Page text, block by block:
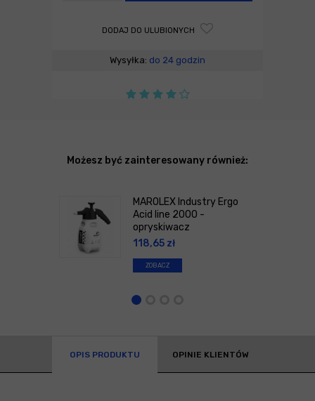
DODAJ DO ULUBIONYCH
Wysyłka: do 24 godzin
Możesz być zainteresowany również:
MAROLEX Industry Ergo
Acid line 2000 -
opryskiwacz
118,65 zł
ZOBACZ
OPIS PRODUKTU OPINIE KLIENTÓW